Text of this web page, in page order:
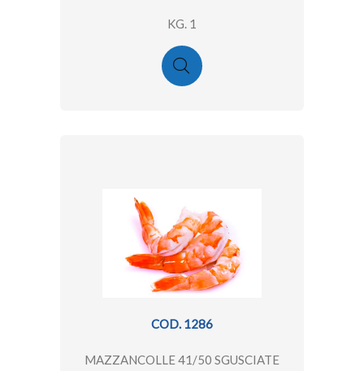
KG. 1
COD. 1286
MAZZANCOLLE 41/50 SGUSCIATE